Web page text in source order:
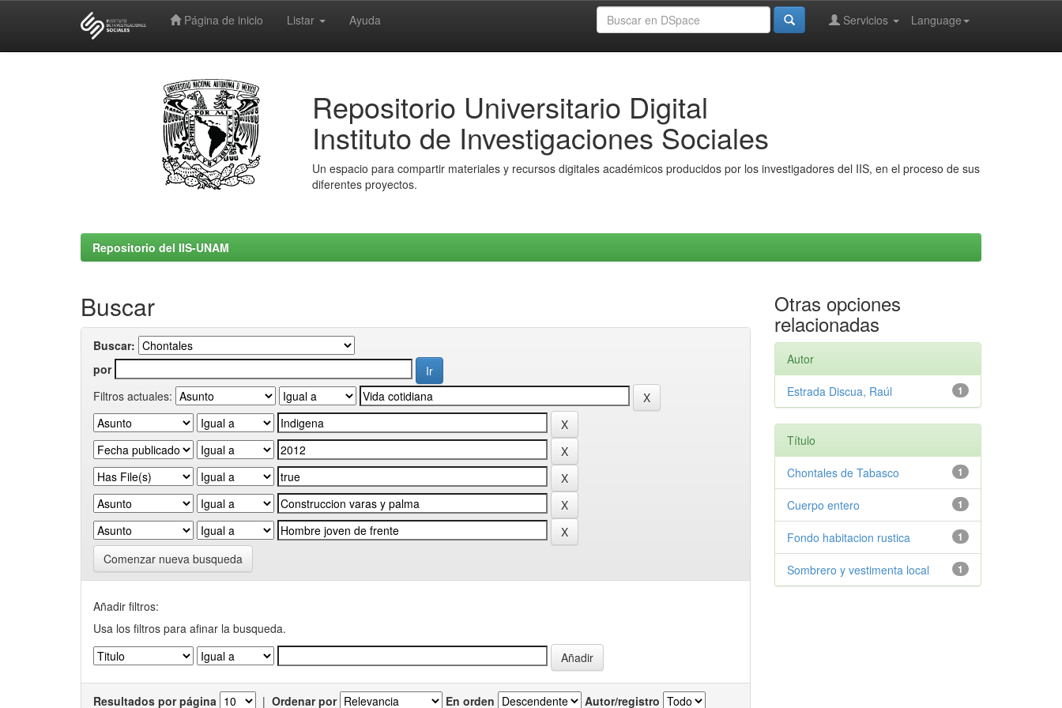
Página de inicio Listar Ayuda Language
Servicios
Repositorio Universitario Digital
Instituto de Investigaciones Sociales
Un espacio para compartir materiales y recursos digitales académicos producidos por los investigadores del IIS, en el proceso de sus
diferentes proyectos.
Repositorio del IIS-UNAM
Buscar
Buscar:
por
Filtros actuales:
Comenzar nueva busqueda
Añadir filtros:
Usa los filtros para afinar la busqueda.
Resultados por página | Ordenar por En orden Autor/registro
Otras opciones
relacionadas
Autor
1
Estrada Discua, Raúl
Título
1
Chontales de Tabasco
1
Cuerpo entero
1
Fondo habitacion rustica
1
Sombrero y vestimenta local